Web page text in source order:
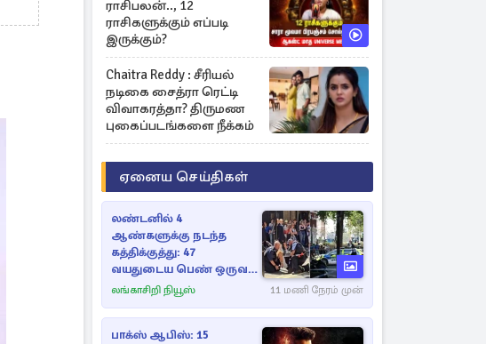
ராசிபலன்.., 12
ராசிகளுக்கும் எப்படி
இருக்கும்?
Chaitra Reddy : சீரியல்
நடிகை சைத்ரா ரெட்டி
விவாகரத்தா? திருமண
புகைப்படங்களை நீக்கம்
ஏனைய செய்திகள்
லண்டனில் 4
ஆண்களுக்கு நடந்த
கத்திக்குத்து: 47
வயதுடைய பெண் ஒருவர்
கைது
லங்காசிறி நியூஸ் 11 மணி நேரம் முன்
பாக்ஸ் ஆபிஸ்: 15